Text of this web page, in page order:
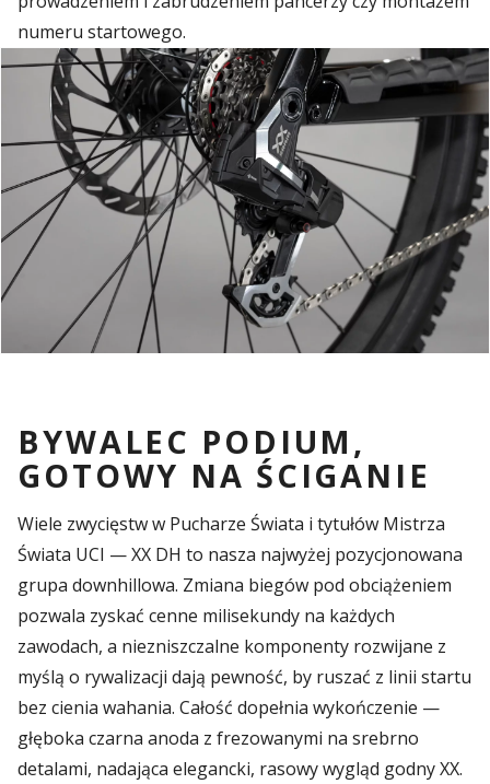
numeru startowego.
BYWALEC PODIUM,
GOTOWY NA ŚCIGANIE
Wiele zwycięstw w Pucharze Świata i tytułów Mistrza
Świata UCI — XX DH to nasza najwyżej pozycjonowana
grupa downhillowa. Zmiana biegów pod obciążeniem
pozwala zyskać cenne milisekundy na każdych
zawodach, a niezniszczalne komponenty rozwijane z
myślą o rywalizacji dają pewność, by ruszać z linii startu
bez cienia wahania. Całość dopełnia wykończenie —
głęboka czarna anoda z frezowanymi na srebrno
detalami, nadająca elegancki, rasowy wygląd godny XX.